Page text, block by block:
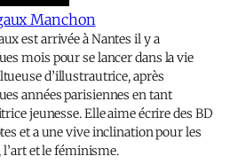
Manchon
est arrivée à Nantes il y a
mois pour se lancer dans la vie
d’illustrautrice, après
années parisiennes en tant
jeunesse. Elle aime écrire des BD
et a une vive inclination pour les
l’art et le féminisme.